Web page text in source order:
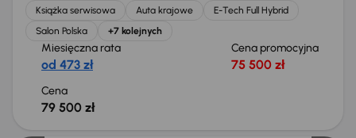
Książka serwisowa Auta krajowe
E-Tech Full Hybrid
Salon Polska
+7 kolejnych
Miesięczna rata
od 473 zł
Cena promocyjna
75 500 zł
Cena
79 500 zł